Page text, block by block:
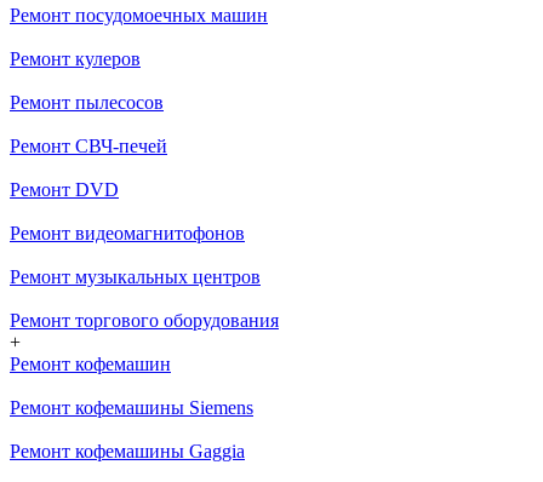
Ремонт посудомоечных машин
Ремонт кулеров
Ремонт пылесосов
Ремонт СВЧ-печей
Ремонт DVD
Ремонт видеомагнитофонов
Ремонт музыкальных центров
Ремонт торгового оборудования
+
Ремонт кофемашин
Ремонт кофемашины Siemens
Ремонт кофемашины Gaggia